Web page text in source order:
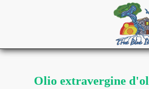
Olio extravergine